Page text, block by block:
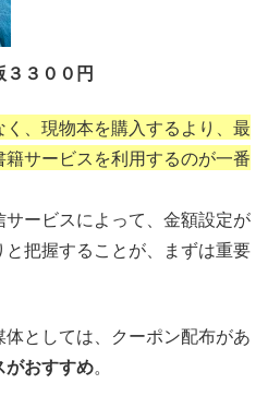
３００円
、現物本を購入するより、最
サービスを利用するのが一番
ービスによって、金額設定が
把握することが、まずは重要
としては、クーポン配布があ
がおすすめ。